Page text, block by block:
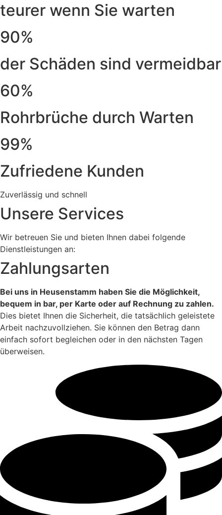
teurer wenn Sie warten
90%
der Schäden sind vermeidbar
60%
Rohrbrüche durch Warten
99%
Zufriedene Kunden
Zuverlässig und schnell
Unsere Services
Wir betreuen Sie und bieten Ihnen dabei folgende
Dienstleistungen an:
Zahlungsarten
Bei uns in Heusenstamm haben Sie die Möglichkeit,
bequem in bar, per Karte oder auf Rechnung zu zahlen.
Dies bietet Ihnen die Sicherheit, die tatsächlich geleistete
Arbeit nachzuvollziehen. Sie können den Betrag dann
einfach sofort begleichen oder in den nächsten Tagen
überweisen.